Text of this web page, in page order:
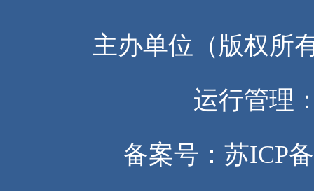
主办单位（版权所
运行管理
备案号：苏ICP